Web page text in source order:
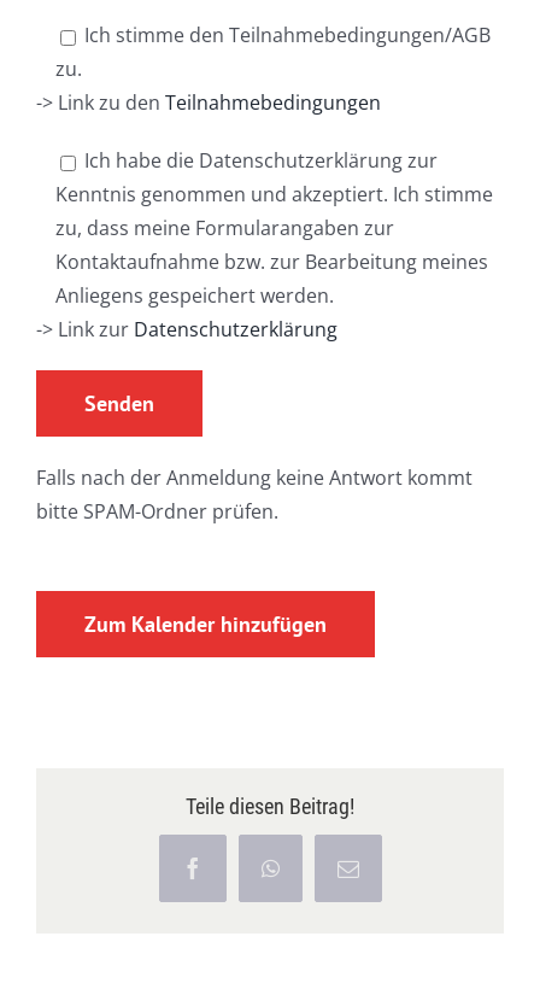
Ich stimme den Teilnahmebedingungen/AGB
zu.
-> Link zu den Teilnahmebedingungen
Ich habe die Datenschutzerklärung zur
Kenntnis genommen und akzeptiert. Ich stimme
zu, dass meine Formularangaben zur
Kontaktaufnahme bzw. zur Bearbeitung meines
Anliegens gespeichert werden.
-> Link zur Datenschutzerklärung
Falls nach der Anmeldung keine Antwort kommt
bitte SPAM-Ordner prüfen.
Zum Kalender hinzufügen
Teile diesen Beitrag!
FacebookWhatsApp
E-
Mail